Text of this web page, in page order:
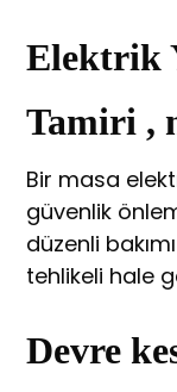
Elektrik
Tamiri ,
Bir masa
güvenlik
düzenli
tehlikeli hale
Devre